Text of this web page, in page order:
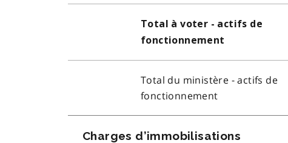
Total à voter - actifs de
fonctionnement
Total du ministère - actifs de
fonctionnement
Charges d’immobilisations